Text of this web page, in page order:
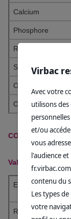
Calcium
Phosphore
Ratio Calcium/
Sodium
Oméga-6
Oméga-3
COMPOSITION
Valeurs
EM** calculée
RPC (g/Mcal)***
Virbac
Avec votre
utilisons
et/ou
vous
l'audience
contenu du
Les types
votre